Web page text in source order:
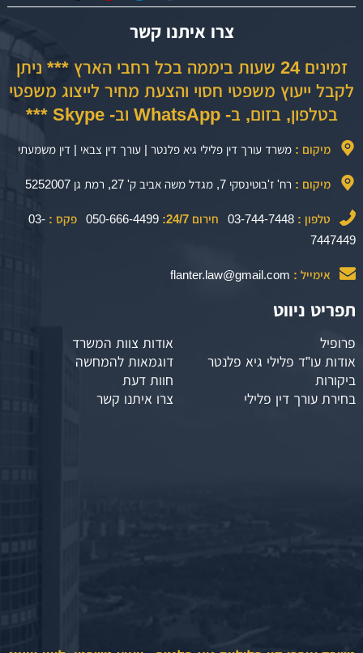
צרו איתנו קשר
זמינים 24 שעות ביממה בכל רחבי הארץ *** ניתן
לקבל ייעוץ משפטי חסוי והצעת מחיר לייצוג משפטי
בטלפון, בזום, ב- WhatsApp וב- Skype ***
מיקום : משרד עורך דין פלילי גיא פלנטר | עורך דין צבאי | דין משמעתי
מיקום : רח' ז'בוטינסקי 7, מגדל משה אביב ק' 27, רמת גן 5252007
טלפון : 03-744-7448 חירום 24/7: 050-666-4499 פקס : 03-
7447449
אימייל : flanter.law@gmail.com
תפריט ניווט
פרופיל
אודות צוות המשרד
אודות עו”ד פלילי גיא פלנטר
דוגמאות להמחשה
ביקורות
חוות דעת
בחירת עורך דין פלילי
צרו איתנו קשר